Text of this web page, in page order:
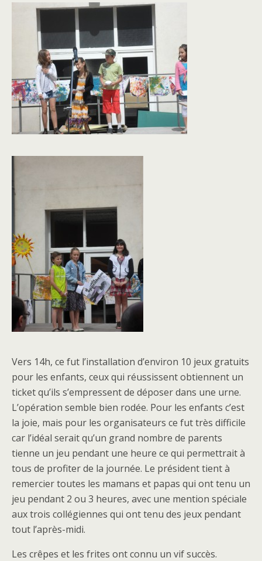
Vers 14h, ce fut l’installation d’environ 10 jeux gratuits
pour les enfants, ceux qui réussissent obtiennent un
ticket qu’ils s’empressent de déposer dans une urne.
L’opération semble bien rodée. Pour les enfants c’est
la joie, mais pour les organisateurs ce fut très difficile
car l’idéal serait qu’un grand nombre de parents
tienne un jeu pendant une heure ce qui permettrait à
tous de profiter de la journée. Le président tient à
remercier toutes les mamans et papas qui ont tenu un
jeu pendant 2 ou 3 heures, avec une mention spéciale
aux trois collégiennes qui ont tenu des jeux pendant
tout l’après-midi.
Les crêpes et les frites ont connu un vif succès.